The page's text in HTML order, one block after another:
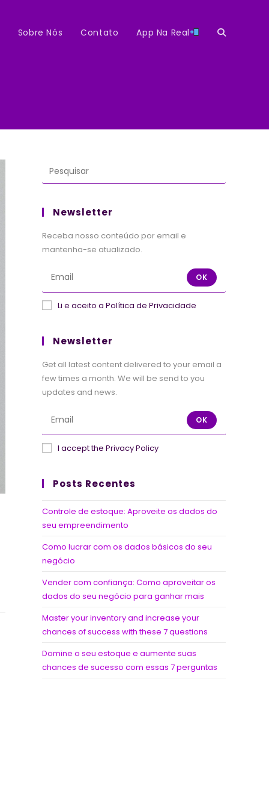
Sobre Nós Contato App Na Real Alternar
Newsletter
Receba nosso conteúdo por email e
mantenha-se atualizado.
OK
Li e aceito a Política de Privacidade
Newsletter
Get all latest content delivered to your email a
few times a month. We will be send to you
updates and news.
OK
I accept the Privacy Policy
Posts Recentes
Controle de estoque: Aproveite os dados do
seu empreendimento
Como lucrar com os dados básicos do seu
negócio
Vender com confiança: Como aproveitar os
dados do seu negócio para ganhar mais
Master your inventory and increase your
chances of success with these 7 questions
Domine o seu estoque e aumente suas
chances de sucesso com essas 7 perguntas